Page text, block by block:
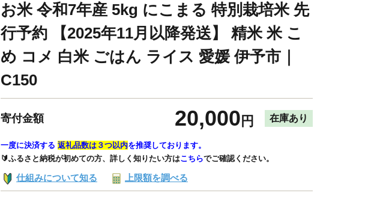
お米 令和7年産 5kg にこまる 特別栽培米 先
行予約 【2025年11月以降発送】 精米 米 こ
め コメ 白米 ごはん ライス 愛媛 伊予市｜
C150
寄付金額 20,000 円 在庫あり
一度に決済する 返礼品数は３つ以内を推奨しております。
🔰ふるさと納税が初めての方、詳しく知りたい方はこちらでご確認ください。
仕組みについて知る 上限額を調べる